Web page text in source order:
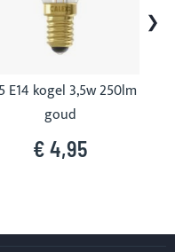
E14 kogel 3,5w 250lm
goud
€ 4,95